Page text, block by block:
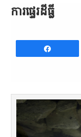
ការផ្ទេរដីធ្លី